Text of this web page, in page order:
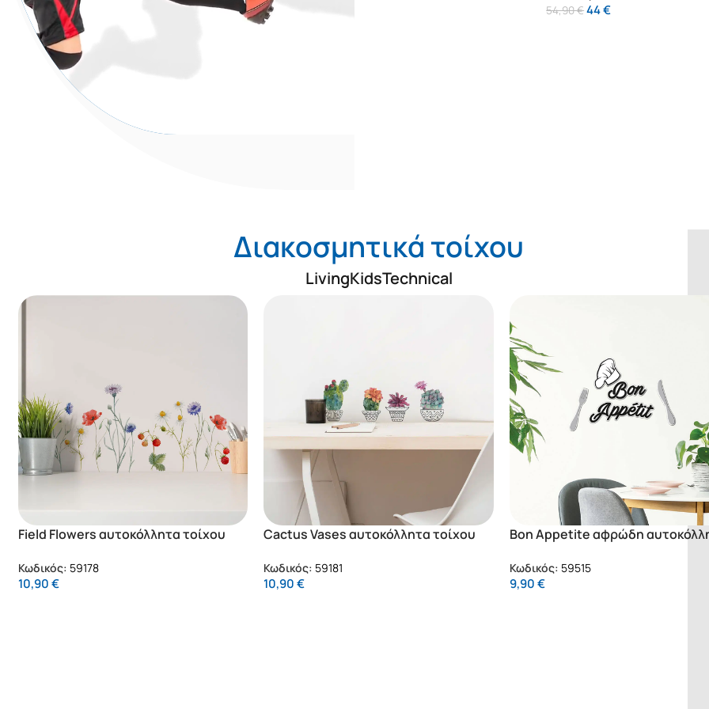
54,90€44€
Διακοσμητικά τοίχου
LivingKidsTechnical
Field Flowers αυτοκόλλητα τοίχου
Κωδικός: 59178
10,90€
Cactus Vases αυτοκόλλητα τοίχου
Κωδικός: 59181
10,90€
Bon Appetite αφρώδη
Κωδικός: 59515
9,90€